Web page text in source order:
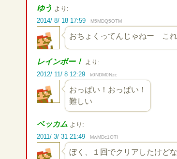
ゆう より:
2014/ 8/ 18 17:59
M5MDQ5OTM
おちょくってんじゃねー こ
レインボー！ より:
2012/ 11/ 8 12:29
k0NDM0Nzc
おっぱい！おっぱい！
難しい
ベッカム より:
2011/ 3/ 31 21:49
MwMDc1OTI
ぼく、１回でクリアしたけど